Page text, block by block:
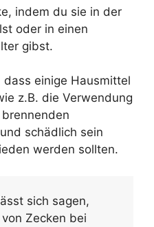
indem du sie in der
oder in einen
gibst.
einige Hausmittel
z.B. die Verwendung
schädlich sein
werden sollten.
sich sagen,
Zecken bei